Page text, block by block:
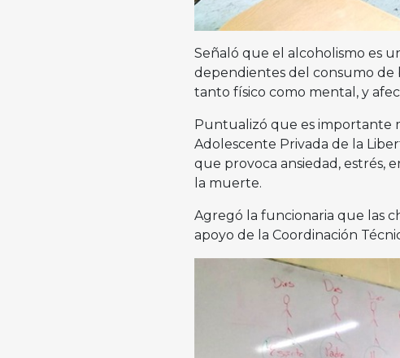
Señaló que el alcoholismo es
dependientes del consumo de
tanto físico como mental, y
Puntualizó que es importante
Adolescente Privada de la
que provoca ansiedad, estrés,
la muerte.
Agregó la funcionaria que las
apoyo de la Coordinación